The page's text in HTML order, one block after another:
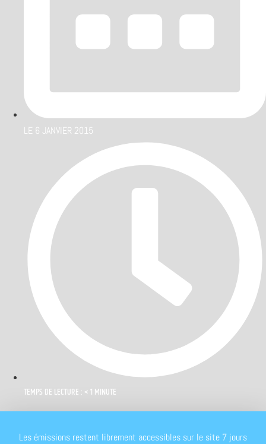
LE 6 JANVIER 2015
TEMPS DE LECTURE : < 1 MINUTE
Les émissions restent librement accessibles sur le site 7 jours